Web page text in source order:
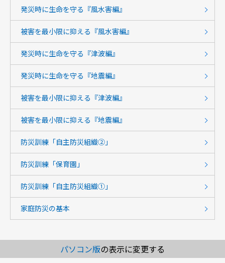
発災時に生命を守る『風水害編』
被害を最小限に抑える『風水害編』
発災時に生命を守る『津波編』
発災時に生命を守る『地震編』
被害を最小限に抑える『津波編』
被害を最小限に抑える『地震編』
防災訓練「自主防災組織②」
防災訓練「保育園」
防災訓練「自主防災組織①」
家庭防災の基本
パソコン版の表示に変更する